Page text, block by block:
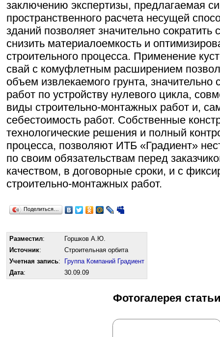
заключению экспертизы, предлагаемая
пространственного расчета несущей
зданий позволяет значительно сократить
снизить материалоемкость и
строительного процесса. Применение
свай с комуфлетным расширением
объем извлекаемого грунта, значительно
работ по устройству нулевого цикла,
виды строительно-монтажных работ и,
себестоимость работ. Собственные
технологические решения и полный
процесса, позволяют ИТБ «Градиент»
по своим обязательствам перед
качеством, в договорные сроки, и с
строительно-монтажных работ.
Поделиться…
Разместил:
Горшков А.Ю.
Источник:
Строительная орбита
Учетная запись:
Группа Компаний Градиент
Дата: 30.09.09
Фотогалерея